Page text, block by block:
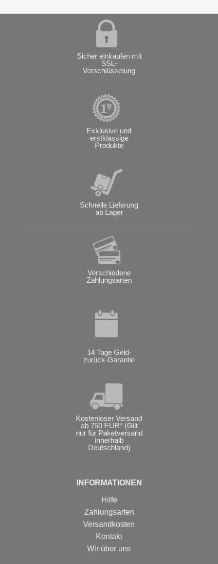
Sicher einkaufen mit
SSL-
Verschlüsselung
Exklusive und
erstklassige
Produkte
Schnelle Lieferung
ab Lager
Verschiedene
Zahlungsarten
14 Tage Geld-
zurück-Garantie
Kostenloser Versand
ab 750 EUR* (Gilt
nur für Paketversand
innerhalb
Deutschland)
INFORMATIONEN
Hilfe
Zahlungsarten
Versandkosten
Kontakt
Wir über uns